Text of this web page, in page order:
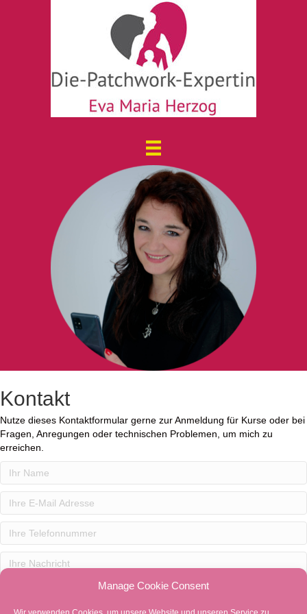
Manage Cookie Consent
Kontakt
Nutze dieses Kontaktformular gerne zur Anmeldung für Kurse oder bei
Fragen, Anregungen oder technischen Problemen, um mich zu
erreichen.